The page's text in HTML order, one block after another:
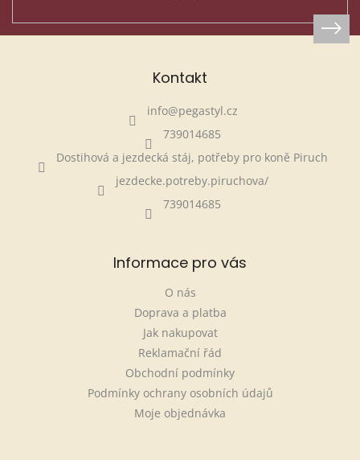
Kontakt
info@pegastyl.cz
739014685
Dostihová a jezdecká stáj, potřeby pro koně Piruch
jezdecke.potreby.piruchova/
739014685
Informace pro vás
O nás
Doprava a platba
Jak nakupovat
Reklamační řád
Obchodní podmínky
Podmínky ochrany osobních údajů
Moje objednávka